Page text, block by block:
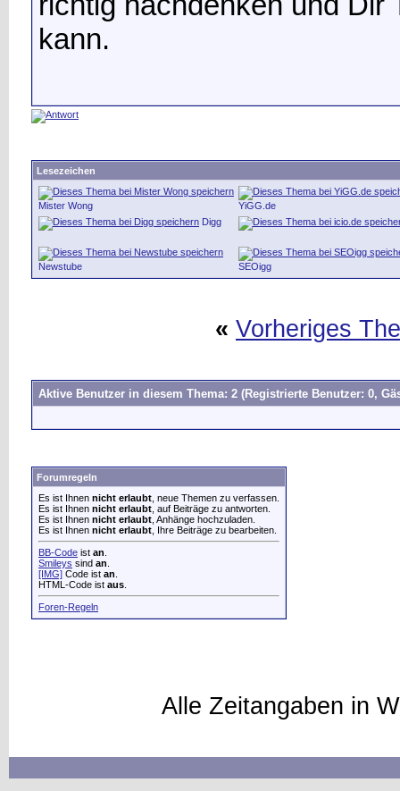
kann.
Lesezeichen
Mister Wong
YiGG.de
Digg
Newstube SEOigg
« Vorheriges
Aktive Benutzer in diesem Thema: 2 (Registrierte Benutzer: 0,
Forumregeln
Es ist Ihnen nicht erlaubt , neue Themen zu verfassen.
Es ist Ihnen nicht erlaubt , auf Beiträge zu antworten.
Es ist Ihnen nicht erlaubt , Anhänge hochzuladen.
Es ist Ihnen nicht erlaubt , Ihre Beiträge zu bearbeiten.
BB-Code ist an
Smileys sind an
[IMG] Code ist an
HTML-Code ist aus
Foren-Regeln
Alle Zeitangaben in